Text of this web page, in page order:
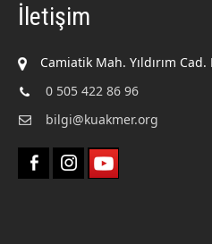
İletişim
Camiatik Mah. Yıldırım
0 505 422 86 96
bilgi@kuakmer.org